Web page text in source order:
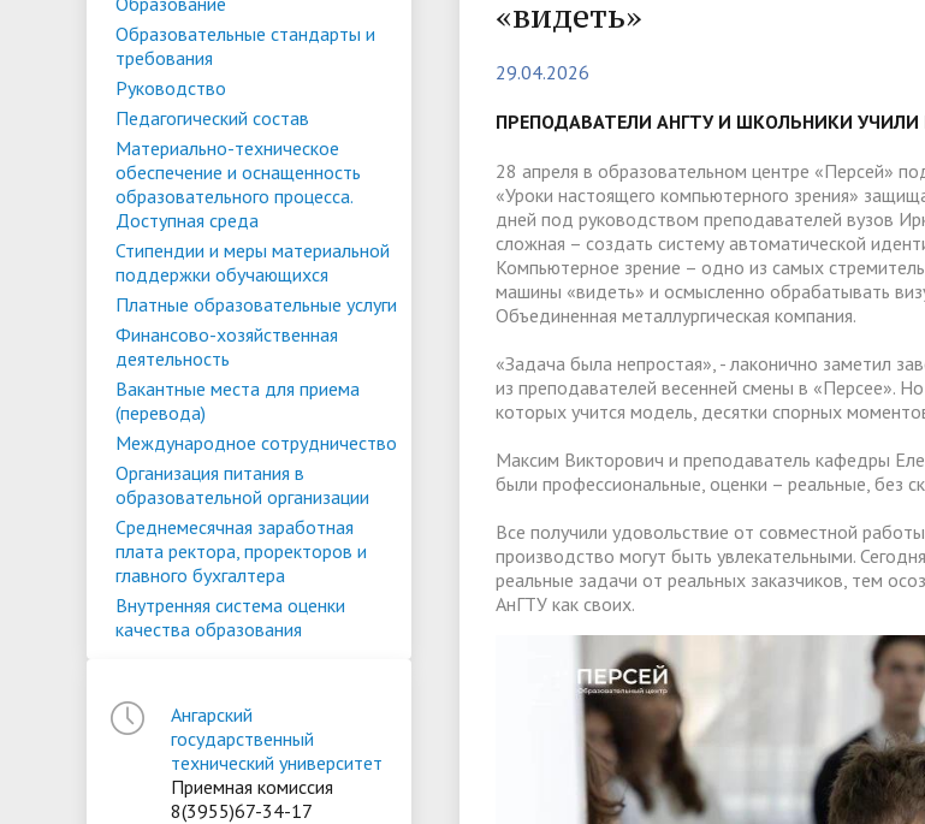
Материально-техническое
обеспечение и оснащенность
образовательного процесса.
Доступная среда
поддержки обучающихся
Вакантные места для приема
(перевода)
Среднемесячная заработная плата
ректора, проректоров и главного
бухгалтера
Внутренняя система оценки
качества образования
Конкурсы и вакансии
Служба содействия
трудоустройству
Проекты, гранты и конкурсы
Меры противодействия коррупции
Условия обучения инвалидов и лиц
с ОВЗ
Обращения граждан и организаций
в форме электронного документа в
ФГБОУ ВО "АнГТУ"
Общежитие
Патриотический клуб ФГБОУ ВО
«АнГТУ»
Личный прием граждан «Стартап
Конкурсные списки
Особенности приема по отдельной
квоте
областей
Списки зачисленных
"Студенческое" разрешение на
временное проживание для
иностранцев
Для
обучение
Образовательные стандарты и
требования
Руководство
Педагогический состав
Материально-техническое
обеспечение и оснащенность
образовательного процесса.
Доступная среда
Стипендии и меры материальной
поддержки обучающихся
Платные образовательные услуги
Финансово-хозяйственная
деятельность
Вакантные места для приема
(перевода)
Международное сотрудничество
Организация питания в
образовательной организации
Среднемесячная заработная
плата ректора, проректоров и
главного бухгалтера
Внутренняя система оценки
качества образования
Ангарский
государственный
технический университет
Приемная комиссия
8(3955)67-34-17
«видеть»
29.04.2026
ПРЕПОДАВАТЕЛИ АНГТУ И ШКОЛЬНИКИ
28 апреля в образовательном центре «Персей»
«Уроки настоящего компьютерного зрения»
дней под руководством преподавателей вузов
сложная – создать систему автоматической
Компьютерное зрение – одно из самых
машины «видеть» и осмысленно обрабатывать
Объединенная металлургическая компания.
«Задача была непростая», - лаконично заметил
из преподавателей весенней смены в «Персее».
которых учится модель, десятки спорных
Максим Викторович и преподаватель кафедры
были профессиональные, оценки – реальные, без
Все получили удовольствие от совместной
производство могут быть увлекательными.
реальные задачи от реальных заказчиков, тем
АнГТУ как своих.